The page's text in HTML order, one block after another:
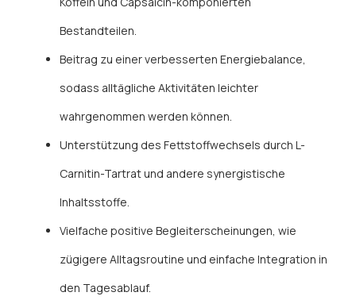
Bestandteilen.
Beitrag zu einer verbesserten Energiebalance,
sodass alltägliche Aktivitäten leichter
wahrgenommen werden können.
Unterstützung des Fettstoffwechsels durch L-
Carnitin-Tartrat und andere synergistische
Inhaltsstoffe.
Vielfache positive Begleiterscheinungen, wie
zügigere Alltagsroutine und einfache Integration in
den Tagesablauf.